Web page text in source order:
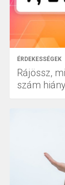
ÉRDEKESSÉGEK
Rájössz,
szám